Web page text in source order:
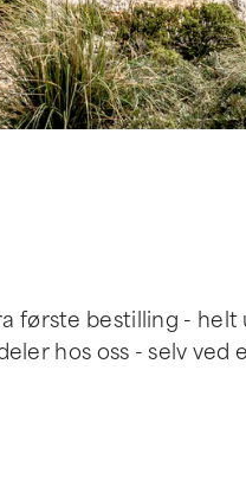
første bestilling - helt
hos oss - selv